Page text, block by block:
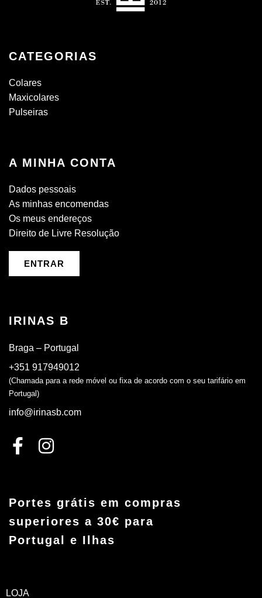
CATEGORIAS
Colares
Maxicolares
Pulseiras
A MINHA CONTA
Dados pessoais
As minhas encomendas
Os meus endereços
Direito de Livre Resolução
ENTRAR
IRINAS B
Braga – Portugal
+351 917949012
(Chamada para a rede móvel ou fixa de acordo com o seu tarifário em
Portugal)
info@irinasb.com
Portes grátis em compras
superiores a 30€ para
Portugal e Ilhas
LOJA